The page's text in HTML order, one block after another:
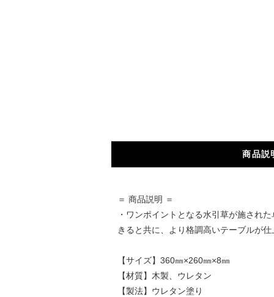
商品説
＝ 商品説明 ＝
・ワンポイントとなる水引草が施され
きると共に、より格調高いテーブルが仕
【サイズ】360㎜×260㎜×8㎜
【材質】木製、ウレタン
【製法】ウレタン塗り